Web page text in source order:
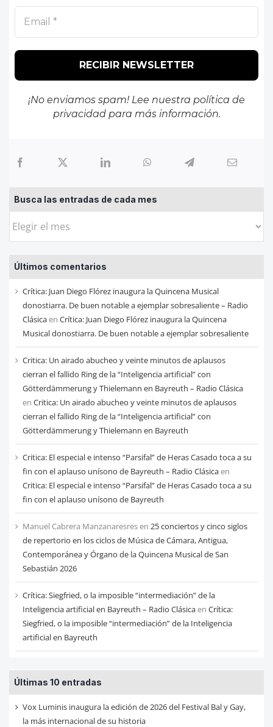
¡No enviamos spam! Lee nuestra política de
privacidadpara más información.
Busca las entradas de cada mes
Busca
entradas
de
cada
mes
Últimos comentarios
Crítica: Juan Diego Flórez inaugura la Quincena Musical
donostiarra. De buen notable a ejemplar sobresaliente – Radio
Clásicaen Crítica: Juan Diego Flórez inaugura la Quincena
Musical donostiarra. De buen notable a ejemplar sobresaliente
Critica: Un airado abucheo y veinte minutos de aplausos
cierran el fallido Ring de la “Inteligencia artificial” con
Götterdämmerung y Thielemann en Bayreuth – Radio Clásica
en Critica: Un airado abucheo y veinte minutos de aplausos
cierran el fallido Ring de la “Inteligencia artificial” con
Götterdämmerung y Thielemann en Bayreuth
Critica: El especial e intenso “Parsifal” de Heras Casado toca a su
fin con el aplauso unísono de Bayreuth – Radio Clásicaen
Critica: El especial e intenso “Parsifal” de Heras Casado toca a su
fin con el aplauso unísono de Bayreuth
Manuel Cabrera Manzanaresresen 25 conciertos y cinco siglos
de repertorio en los ciclos de Música de Cámara, Antigua,
Contemporánea y Órgano de la Quincena Musical de San
Sebastián 2026
Crítica: Siegfried, o la imposible “intermediación” de la
Inteligencia artificial en Bayreuth – Radio Clásicaen Crítica:
Siegfried, o la imposible “intermediación” de la Inteligencia
artificial en Bayreuth
Últimas 10 entradas
Vox Luminis inaugura la edición de 2026 del Festival Bal y Gay,
la más internacional de su historia